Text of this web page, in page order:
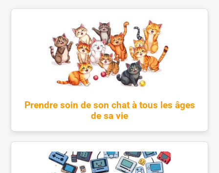
Prendre soin de son chat à tous les âges
de sa vie